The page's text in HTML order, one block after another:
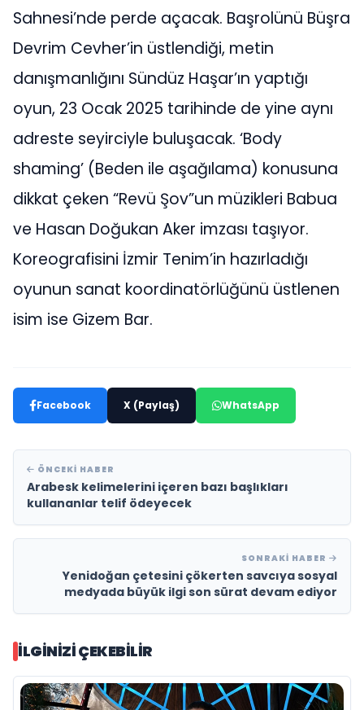
Sahnesi’nde perde açacak. Başrolünü Büşra
Devrim Cevher’in üstlendiği, metin
danışmanlığını Sündüz Haşar’ın yaptığı
oyun, 23 Ocak 2025 tarihinde de yine aynı
adreste seyirciyle buluşacak. ‘Body
shaming’ (Beden ile aşağılama) konusuna
dikkat çeken “Revü Şov”un müzikleri Babua
ve Hasan Doğukan Aker imzası taşıyor.
Koreografisini İzmir Tenim’in hazırladığı
oyunun sanat koordinatörlüğünü üstlenen
isim ise Gizem Bar.
Facebook X (Paylaş) WhatsApp
ÖNCEKI HABER
Arabesk kelimelerini içeren bazı başlıkları
kullananlar telif ödeyecek
SONRAKI HABER
Yenidoğan çetesini çökerten savcıya sosyal
medyada büyük ilgi son sürat devam ediyor
İLGINIZI ÇEKEBILIR